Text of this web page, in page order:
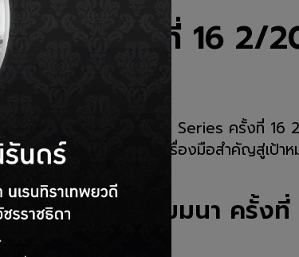
ครั้งที่ 16 2/
KNOW? The Webinar Series ครั้งที่ 16
รู้จักกับ Carbon Tax : เครื่องมือสำคัญสู่เป้า
รประกอบการสัมมนา ครั้งที่